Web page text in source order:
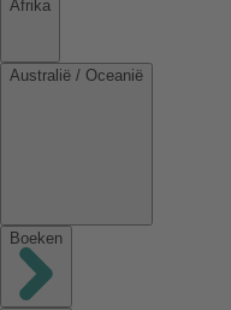
Afrika
Australië / Oceanië
Boeken